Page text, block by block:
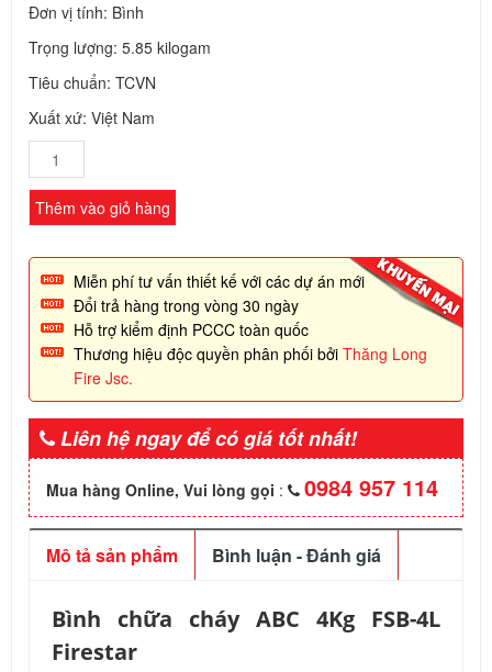
Đơn vị tính: Bình
Trọng lượng: 5.85 kilogam
Tiêu chuẩn: TCVN
Xuất xứ: Việt Nam
Bình chữa cháy ABC
4Kg FSB-4L Firestar
số lượng
Thêm vào giỏ hàng
Miễn phí tư vấn thiết kế với các dự án mới
Đổi trả hàng trong vòng 30 ngày
Hỗ trợ kiểm định PCCC toàn quốc
Thương hiệu độc quyền phân phối bởi Thăng Long
Fire Jsc.
Liên hệ ngay để có giá tốt nhất!
Mua hàng Online, Vui lòng gọi : 0984 957 114
Mô tả sản phẩm Bình luận - Đánh giá
Bình chữa cháy ABC 4Kg FSB-4L
Firestar